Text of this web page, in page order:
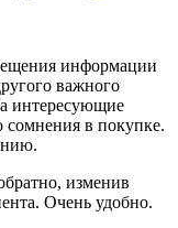
информации
важного
интересующие
сомнения в покупке.
изменив
Очень удобно.